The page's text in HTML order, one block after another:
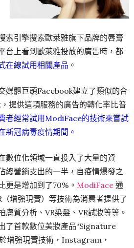
索引擎搜索歐萊雅旗下品牌的唇膏
台上看到歐萊雅投放的廣告時，都
在線試用相關產品 。
媒體巨頭Facebook建立了類似的合
提供這項服務的廣告的轉化率比普
者經常試用ModiFace的技術來嘗試
新冠病毒疫情期間。
數位化領域一直投入了大量的資
總營銷支出的一半，自疫情爆發之
更是增加到了70%。 ModiFace 通
增強現實）等技術為消費者提供了
膚質分析、VR染髮、VR試妝等等。
了首款數位美妝產品“Signature
增強現實技術，Instagram，